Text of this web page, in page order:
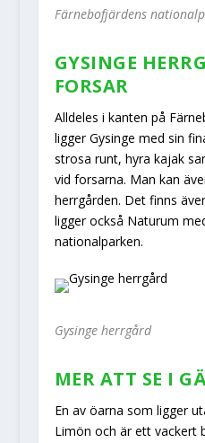
Färnebofjärdens
GYSINGE
FORSAR
Alldeles i kanten på
ligger Gysinge med sin
strosa runt, hyra kajak
vid forsarna. Man kan
herrgården. Det finns
ligger också Naturum
nationalparken.
Gysinge herrgård
MER ATT SE I
En av öarna som ligger
Limön och är ett vackert